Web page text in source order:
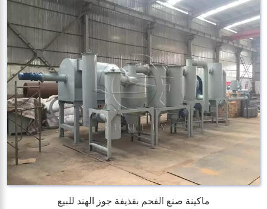
ماكينة صنع الفحم بقذيفة جوز الهند للبيع